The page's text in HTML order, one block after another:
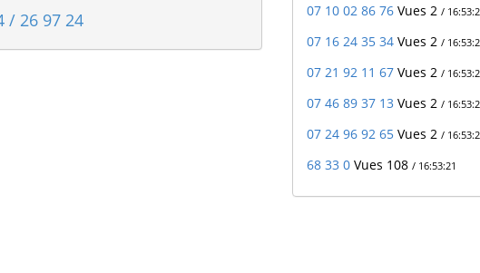
/ 26 97 24
07 10 02 86 76 Vues 2 /
07 16 24 35 34 Vues 2 /
07 21 92 11 67 Vues 2 /
07 46 89 37 13 Vues 2 /
07 24 96 92 65 Vues 2 /
68 33 0 Vues 108 / 16:53:21